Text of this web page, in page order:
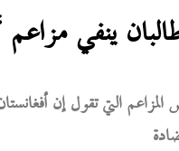
ينفي
التي تقول إن